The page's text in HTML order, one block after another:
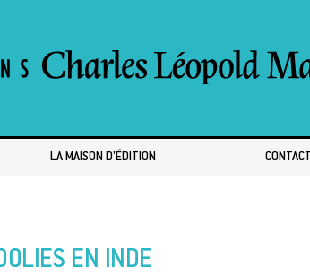
LA MAISON D’ÉDITION CONTACT
EN INDE